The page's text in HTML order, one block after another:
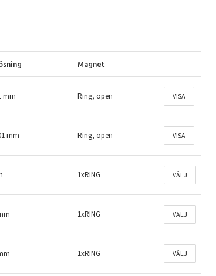
Magnet
mm Ring, open VISA
mm Ring, open VISA
1xRING VÄLJ
1xRING VÄLJ
1xRING VÄLJ